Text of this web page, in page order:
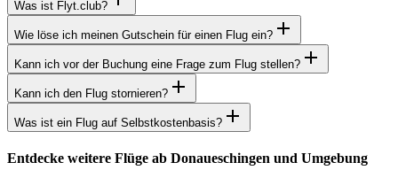
Was ist Flyt.club?
Wie löse ich meinen Gutschein für einen Flug ein?
Kann ich vor der Buchung eine Frage zum Flug stellen?
Kann ich den Flug stornieren?
Was ist ein Flug auf Selbstkostenbasis?
Entdecke weitere Flüge ab Donaueschingen und Umgebung